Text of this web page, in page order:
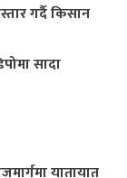
गर्दै किसान
सादा
यातायात